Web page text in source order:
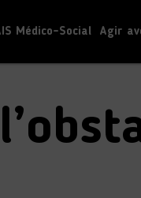
Médico-Social Agir